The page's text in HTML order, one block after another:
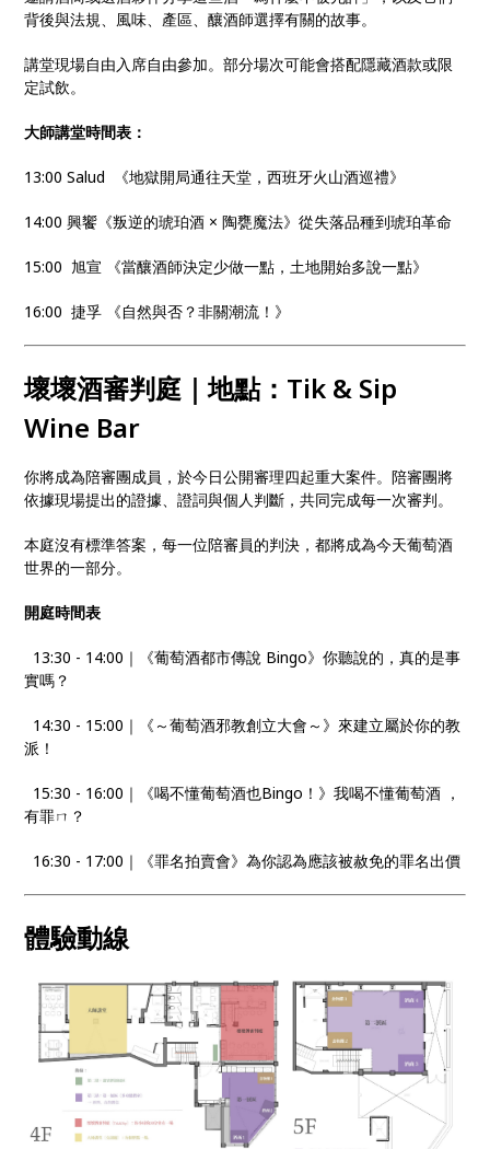
背後與法規、風味、產區、釀酒師選擇有關的故事。
講堂現場自由入席自由參加。部分場次可能會搭配隱藏酒款或限
定試飲。
大師講堂時間表：
13:00 Salud 《地獄開局通往天堂，西班牙火山酒巡禮》
14:00 興饗《叛逆的琥珀酒 × 陶甕魔法》從失落品種到琥珀革命
15:00 旭宣 《當釀酒師決定少做一點，土地開始多說一點》
16:00 捷孚 《自然與否？非關潮流！》
壞壞酒審判庭｜地點：Tik & Sip
Wine Bar
你將成為陪審團成員，於今日公開審理四起重大案件。陪審團將
依據現場提出的證據、證詞與個人判斷，共同完成每一次審判。
本庭沒有標準答案，每一位陪審員的判決，都將成為今天葡萄酒
世界的一部分。
開庭時間表
13:30 - 14:00｜《葡萄酒都市傳說 Bingo》你聽說的，真的是事
實嗎？
14:30 - 15:00｜《～葡萄酒邪教創立大會～》來建立屬於你的教
派！
15:30 - 16:00｜《喝不懂葡萄酒也Bingo！》我喝不懂葡萄酒 ，
有罪ㄇ？
16:30 - 17:00｜《罪名拍賣會》為你認為應該被赦免的罪名出價
體驗動線